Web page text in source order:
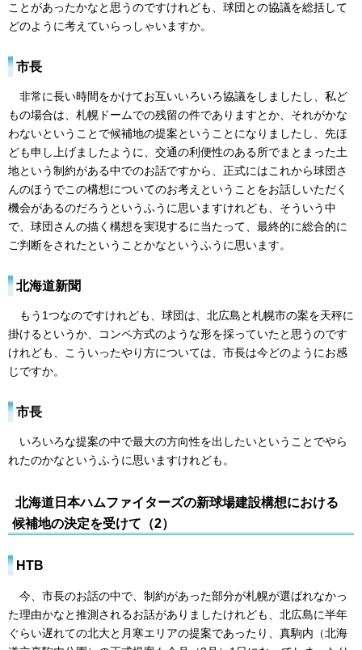
ことがあったかなと思うのですけれども、球団との協議を総括して
どのように考えていらっしゃいますか。
市長
非常に長い時間をかけてお互いいろいろ協議をしましたし、私ど
もの場合は、札幌ドームでの残留の件でありますとか、それがかな
わないということで候補地の提案ということになりましたし、先ほ
ども申し上げましたように、交通の利便性のある所でまとまった土
地という制約がある中でのお話ですから、正式にはこれから球団さ
んのほうでこの構想についてのお考えということをお話しいただく
機会があるのだろうというふうに思いますけれども、そういう中
で、球団さんの描く構想を実現するに当たって、最終的に総合的に
ご判断をされたということかなというふうに思います。
北海道新聞
もう1つなのですけれども、球団は、北広島と札幌市の案を天秤に
掛けるというか、コンペ方式のような形を採っていたと思うのです
けれども、こういったやり方については、市長は今どのようにお感
じですか。
市長
いろいろな提案の中で最大の方向性を出したいということでやら
れたのかなというふうに思いますけれども。
北海道日本ハムファイターズの新球場建設構想における
候補地の決定を受けて（2）
HTB
今、市長のお話の中で、制約があった部分が札幌が選ばれなかっ
た理由かなと推測されるお話がありましたけれども、北広島に半年
ぐらい遅れての北大と月寒エリアの提案であったり、真駒内（北海